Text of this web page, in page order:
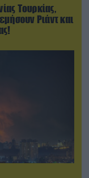
Τουρκίας,
Ριάντ και